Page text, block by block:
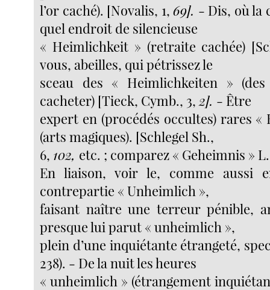
l’or caché). [Novalis, 1,69]. - Dis, où la
quel endroit de silencieuse
« Heimlichkeit » (retraite cachée)
vous, abeilles, qui pétrissez le
sceau des « Heimlichkeiten »
cacheter) [Tieck, Cymb., 3,2]. - Être
expert en (procédés occultes) rares
(arts magiques). [Schlegel Sh.,
6, 102, etc. ; comparez « Geheimnis » L.
En liaison, voir le, comme aussi
contrepartie « Unheimlich »,
faisant naître une terreur pénible,
presque lui parut « unheimlich »,
plein d’une inquiétante étrangeté,
238). - De la nuit les heures
« unheimlich » (étrangement